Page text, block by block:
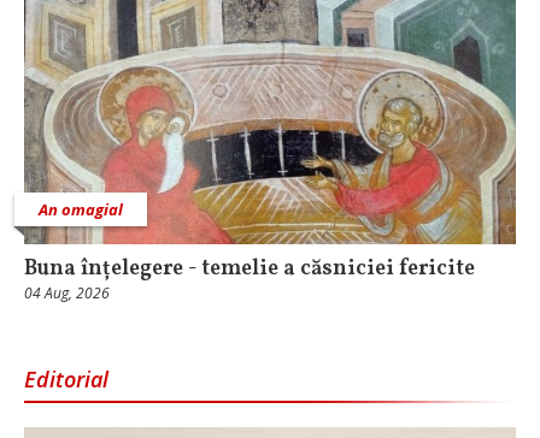
An omagial
Buna înțelegere - temelie a căsniciei fericite
04 Aug, 2026
Editorial